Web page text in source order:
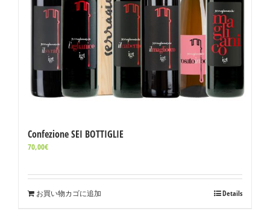
Confezione SEI BOTTIGLIE
70,00€
お買い物カゴに追加 Details